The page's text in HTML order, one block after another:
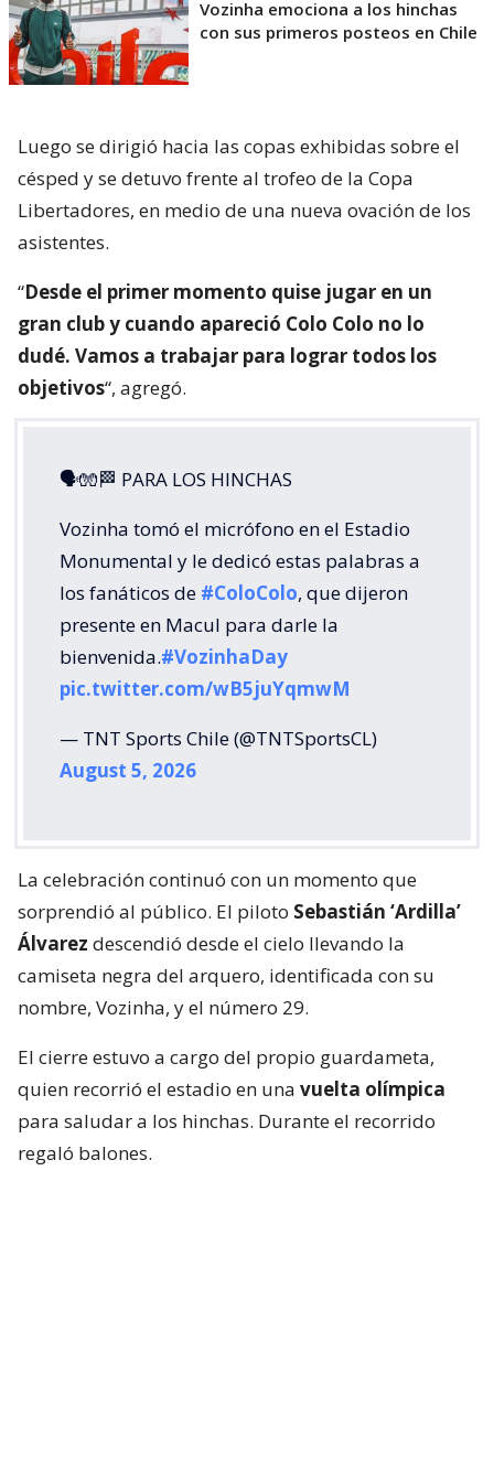
Vozinha emociona a los hinchas
con sus primeros posteos en Chile
Luego se dirigió hacia las copas exhibidas sobre el
césped y se detuvo frente al trofeo de la Copa
Libertadores, en medio de una nueva ovación de los
asistentes.
“Desde el primer momento quise jugar en un
gran club y cuando apareció Colo Colo no lo
dudé. Vamos a trabajar para lograr todos los
objetivos“, agregó.
🗣🧤🏁 PARA LOS HINCHAS
Vozinha tomó el micrófono en el Estadio
Monumental y le dedicó estas palabras a
los fanáticos de #ColoColo, que dijeron
presente en Macul para darle la
bienvenida.#VozinhaDay
pic.twitter.com/wB5juYqmwM
— TNT Sports Chile (@TNTSportsCL)
August 5, 2026
La celebración continuó con un momento que
sorprendió al público. El piloto Sebastián ‘Ardilla’
Álvarez descendió desde el cielo llevando la
camiseta negra del arquero, identificada con su
nombre, Vozinha, y el número 29.
El cierre estuvo a cargo del propio guardameta,
quien recorrió el estadio en una vuelta olímpica
para saludar a los hinchas. Durante el recorrido
regaló balones.